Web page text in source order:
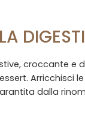
croccante e
Arricchisci
dalla